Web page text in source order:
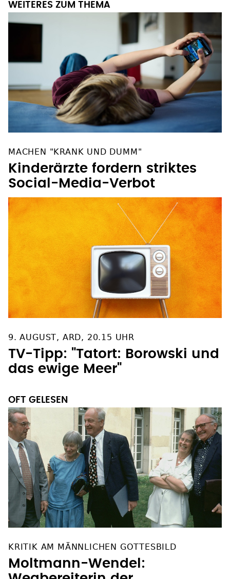
WEITERES ZUM THEMA
MACHEN "KRANK UND DUMM"
Kinderärzte fordern striktes
9. AUGUST, ARD, 20.15 UHR
TV-Tipp: "Tatort: Borowski und
das ewige Meer"
OFT GELESEN
KRITIK AM MÄNNLICHEN GOTTESBILD
Moltmann-Wendel: